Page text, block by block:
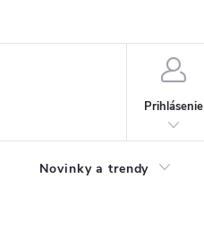
Prihlásenie
Novinky a trendy